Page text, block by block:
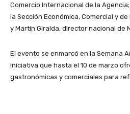
Comercio Internacional de la
la Sección Económica, Comercial y
y Martín Giralda, director nacional de
El evento se enmarcó en la Semana
iniciativa que hasta el 10 de marzo
gastronómicas y comerciales para